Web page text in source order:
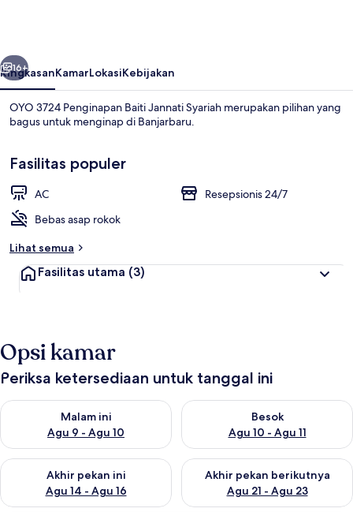
Syariah
Berikutnya
16+
RingkasanKamarLokasiKebijakan
OYO 3724 Penginapan Baiti Jannati Syariah merupakan pilihan yang
bagus untuk menginap di Banjarbaru.
Fasilitas populer
AC
Resepsionis 24/7
Bebas asap rokok
Lihat semua
Fasilitas utama (3)
Opsi kamar
Periksa ketersediaan untuk tanggal ini
Malam ini
Agu 9 - Agu 10
Periksa ketersediaan untuk malam ini Agu 9 - Agu 10
Besok
Agu 10 - Agu 11
Periksa ketersediaan untuk
Akhir pekan ini
Agu 14 - Agu 16
Periksa ketersediaan untuk akhir pekan ini Agu 14 - Agu 16
Akhir pekan berikutnya
Agu 21 - Agu 23
Periksa ketersediaan untuk